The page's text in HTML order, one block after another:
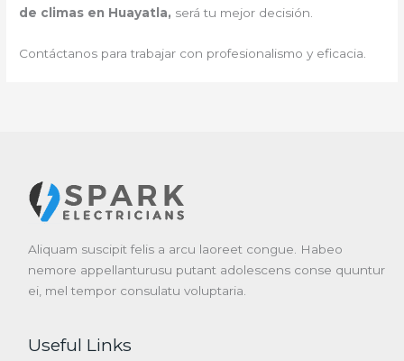
de climas en Huayatla, será tu mejor decisión.
Contáctanos para trabajar con profesionalismo y eficacia.
Aliquam suscipit felis a arcu laoreet congue. Habeo
nemore appellanturusu putant adolescens conse quuntur
ei, mel tempor consulatu voluptaria.
Useful Links